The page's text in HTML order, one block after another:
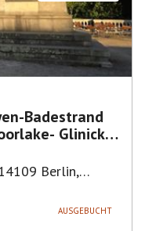
Badestrand
Glinicker
Berlin,
AUSGEBUCHT